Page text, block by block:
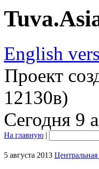
English
Проект
12130в)
Сегодня 9
На главную |
5 августа 2013